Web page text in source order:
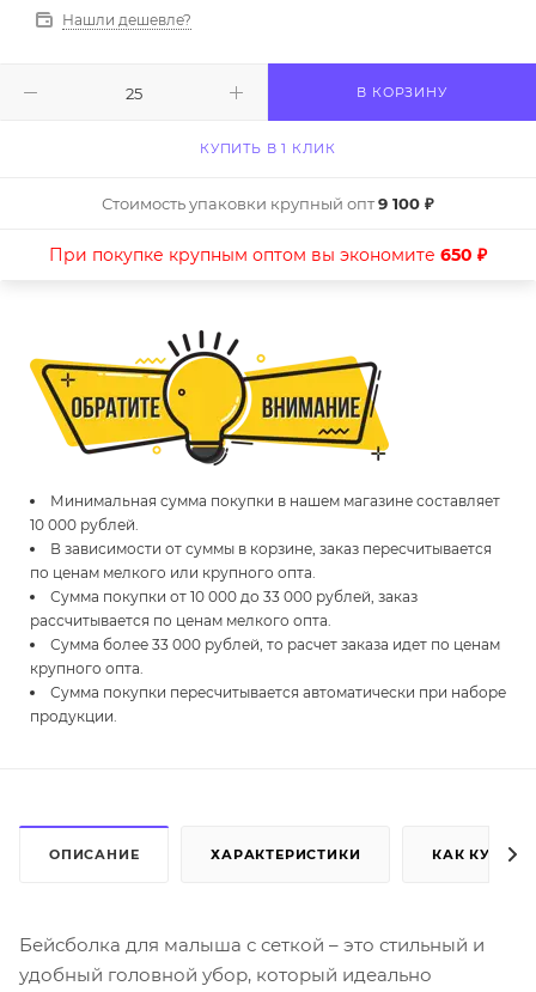
Нашли дешевле?
В КОРЗИНУ
КУПИТЬ В 1 КЛИК
Стоимость упаковки крупный опт9 100 ₽
При покупке крупным оптом вы экономите 650 ₽
Минимальная сумма покупки в нашем магазине составляет
10 000 рублей.
В зависимости от суммы в корзине, заказ пересчитывается
по ценам мелкого или крупного опта.
Сумма покупки от 10 000 до 33 000 рублей, заказ
рассчитывается по ценам мелкого опта.
Сумма более 33 000 рублей, то расчет заказа идет по ценам
крупного опта.
Сумма покупки пересчитывается автоматически при наборе
продукции.
ОПИСАНИЕ ХАРАКТЕРИСТИКИ КАК КУПИТЬ
Бейсболка для малыша с сеткой – это стильный и
удобный головной убор, который идеально